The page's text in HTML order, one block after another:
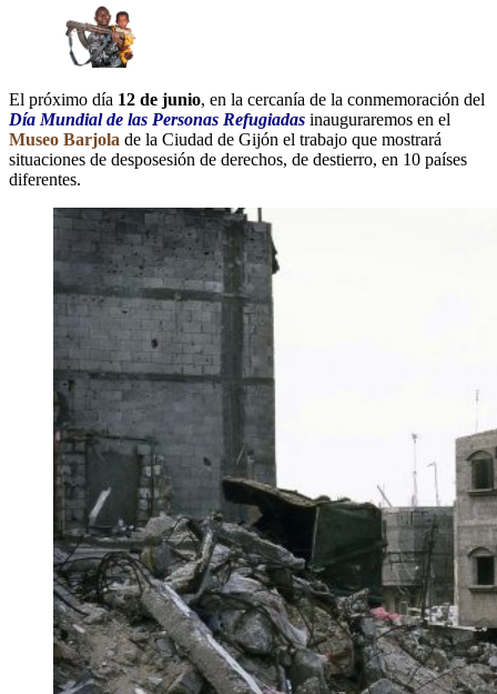
El próximo día 12 de junio, en la cercanía de la conmemoración del
Día Mundial de las Personas Refugiadas inauguraremos en el
Museo Barjola de la Ciudad de Gijón el trabajo que mostrará
situaciones de desposesión de derechos, de destierro, en 10 países
diferentes.